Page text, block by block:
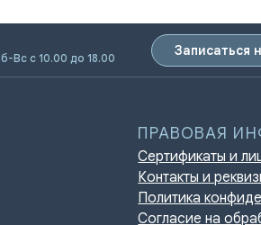
Вс с 10.00 до 18.00
Записаться
ПРАВОВАЯ ИНФОРМАЦИЯ
Политика конфиденциальности
Согласие на обработку
Нормативно-правовые акты